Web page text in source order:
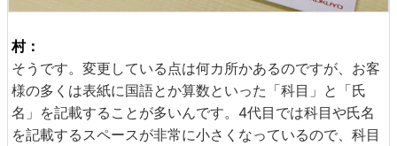
村：
そうです。変更している点は何カ所かあるのですが、お客
様の多くは表紙に国語とか算数といった「科目」と「氏
名」を記載することが多いんです。4代目では科目や氏名
を記載するスペースが非常に小さくなっているので、科目